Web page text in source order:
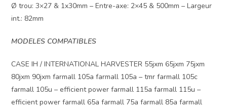
Ø trou: 3×27 & 1x30mm – Entre-axe: 2×45 & 500mm – Largeur
int.: 82mm
MODELES COMPATIBLES
CASE IH / INTERNATIONAL HARVESTER 55jxm 65jxm 75jxm
80jxm 90jxm farmall 105a farmall 105a – tmr farmall 105c
farmall 105u – efficient power farmall 115a farmall 115u –
efficient power farmall 65a farmall 75a farmall 85a farmall